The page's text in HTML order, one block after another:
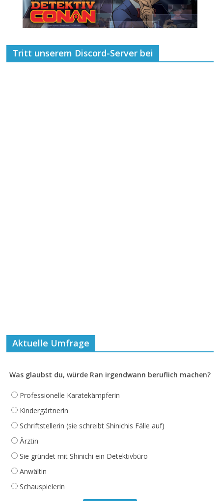
Tritt unserem Discord-Server bei
Aktuelle Umfrage
Was glaubst du, würde Ran irgendwann beruflich machen?
Professionelle Karatekämpferin
Kindergärtnerin
Schriftstellerin (sie schreibt Shinichis Fälle auf)
Ärztin
Sie gründet mit Shinichi ein Detektivbüro
Anwältin
Schauspielerin